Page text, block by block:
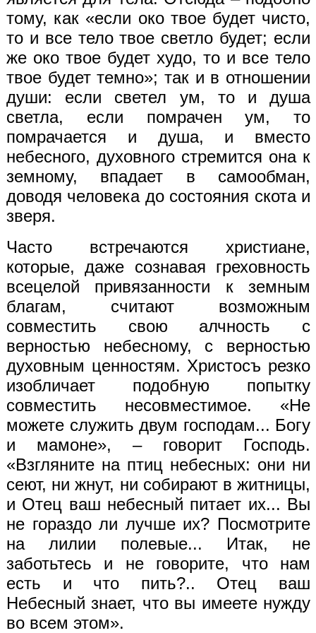
тому, как «если око твое будет чисто,
то и все тело твое светло будет; если
же око твое будет худо, то и все тело
твое будет темно»; так и в отношении
души: если светел ум, то и душа
светла, если помрачен ум, то
помрачается и душа, и вместо
небесного, духовного стремится она к
земному, впадает в самообман,
доводя человека до состояния скота и
зверя.
Часто встречаются христиане,
которые, даже сознавая греховность
всецелой привязанности к земным
благам, считают возможным
совместить свою алчность с
верностью небесному, с верностью
духовным ценностям. Христосъ резко
изобличает подобную попытку
совместить несовместимое. «Не
можете служить двум господам... Богу
и мамоне», – говорит Господь.
«Взгляните на птиц небесных: они ни
сеют, ни жнут, ни собирают в житницы,
и Отец ваш небесный питает их... Вы
не гораздо ли лучше их? Посмотрите
на лилии полевые... Итак, не
заботьтесь и не говорите, что нам
есть и что пить?.. Отец ваш
Небесный знает, что вы имеете нужду
во всем этом».